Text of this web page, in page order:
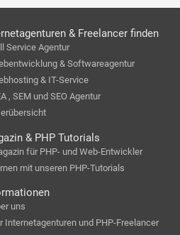
& Freelancer finden
Service Agentur
& Softwareagentur
& IT-Service
, SEM und SEO Agentur
& PHP Tutorials
für PHP- und Web-Entwickler
mit unseren PHP-Tutorials
uns
Internetagenturen und PHP-Freelancer